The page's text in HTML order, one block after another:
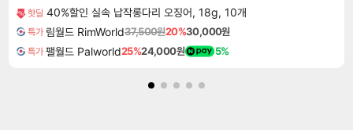
핫딜 40%할인 실속 납작롱다리 오징어, 18g, 10개
특가 림월드 RimWorld37,500원20%30,000원
특가 팰월드 Palworld25%24,000원 5%